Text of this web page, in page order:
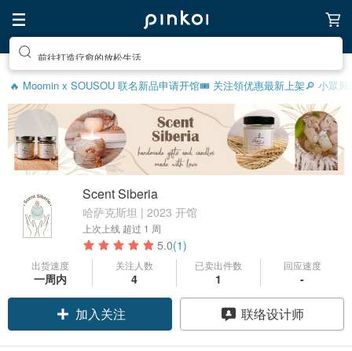
前往打造疗愈的放松生活
🔥 Moomin x SOUSOU 联名新品申请开馆🎟️ 关注領优惠最新上架🔎 小眾
Scent Siberia
哈萨克斯坦 | 2023 开馆
上次上线 超过 1 周
5.0(1)
出货速度
一周内
关注人数
4
已卖出件数
1
回应速度
-
加入关注
联络设计师